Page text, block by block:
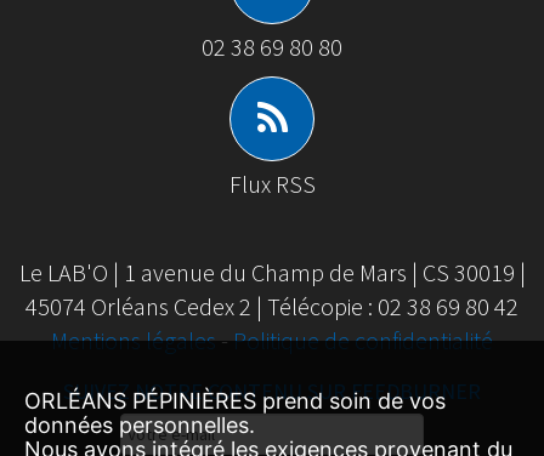
02 38 69 80 80
Flux RSS
Le LAB'O | 1 avenue du Champ de Mars | CS 30019 |
45074 Orléans Cedex 2 | Télécopie : 02 38 69 80 42
Mentions légales-Politique de confidentialité
SUIVEZ NOTRE CONTENU SUR FEEDBURNER
Email
ORLÉANS PÉPINIÈRES prend soin de vos
données personnelles.
Nous avons intégré les exigences provenant du